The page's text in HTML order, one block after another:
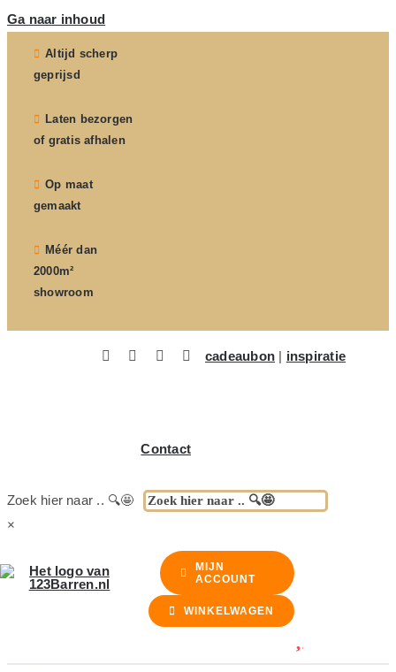
Ga naar inhoud
Altijd scherp
geprijsd
Laten bezorgen
of gratis afhalen
Op maat
gemaakt
Méér dan
2000m²
showroom
cadeaubon | inspiratie
Contact
Zoek hier naar .. 🔍🤩
×
MIJN
ACCOUNT
WINKELWAGEN